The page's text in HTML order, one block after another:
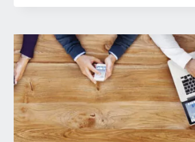
LA
JOURNÉE
DES
MÉDIAS
POUR
LA
GBTA
CONVENTION
2017